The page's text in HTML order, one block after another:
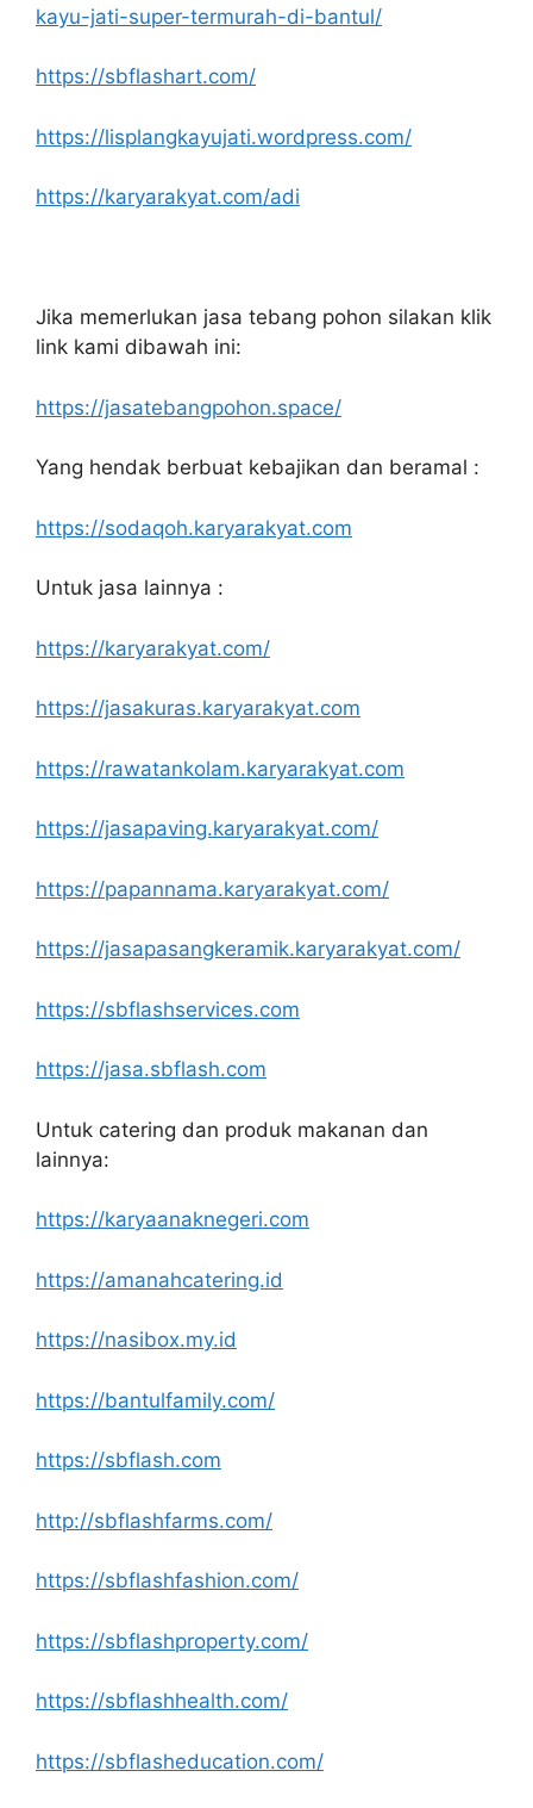
kayu-jati-super-termurah-di-bantul/
https://sbflashart.com/
https://lisplangkayujati.wordpress.com/
https://karyarakyat.com/adi
Jika memerlukan jasa tebang pohon silakan klik
link kami dibawah ini:
https://jasatebangpohon.space/
Yang hendak berbuat kebajikan dan beramal :
https://sodaqoh.karyarakyat.com
Untuk jasa lainnya :
https://karyarakyat.com/
https://jasakuras.karyarakyat.com
https://rawatankolam.karyarakyat.com
https://jasapaving.karyarakyat.com/
https://papannama.karyarakyat.com/
https://jasapasangkeramik.karyarakyat.com/
https://sbflashservices.com
https://jasa.sbflash.com
Untuk catering dan produk makanan dan
lainnya:
https://karyaanaknegeri.com
https://amanahcatering.id
https://nasibox.my.id
https://bantulfamily.com/
https://sbflash.com
http://sbflashfarms.com/
https://sbflashfashion.com/
https://sbflashproperty.com/
https://sbflashhealth.com/
https://sbflasheducation.com/